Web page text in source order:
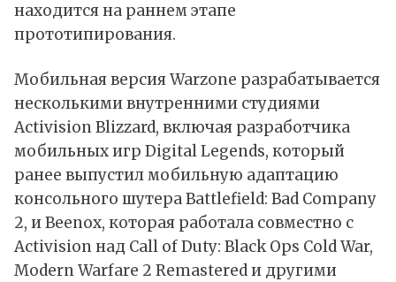
находится на раннем этапе
прототипирования.
Мобильная версия Warzone разрабатывается
несколькими внутренними студиями
Activision Blizzard, включая разработчика
мобильных игр Digital Legends, который
ранее выпустил мобильную адаптацию
консольного шутера Battlefield: Bad Company
2, и Beenox, которая работала совместно с
Activision над Call of Duty: Black Ops Cold War,
Modern Warfare 2 Remastered и другими